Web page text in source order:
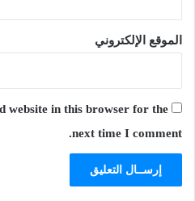
الموقع الإلكتروني
website in this browser for the
next time I comment.